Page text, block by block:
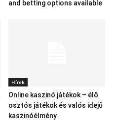
and betting options available
Hírek
Online kaszinó játékok – élő
osztós játékok és valós idejű
kaszinóélmény